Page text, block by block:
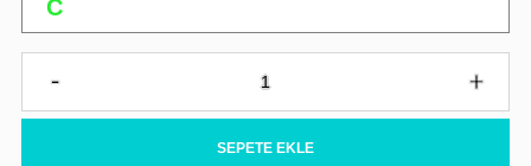
SEPETE EKLE